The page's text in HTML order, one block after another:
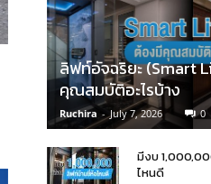
ลิฟท์อัจฉริยะ (Smart
คุณสมบัติอะไรบ้าง
Ruchira - July 7, 2026 0
มีงบ
ไหนดี